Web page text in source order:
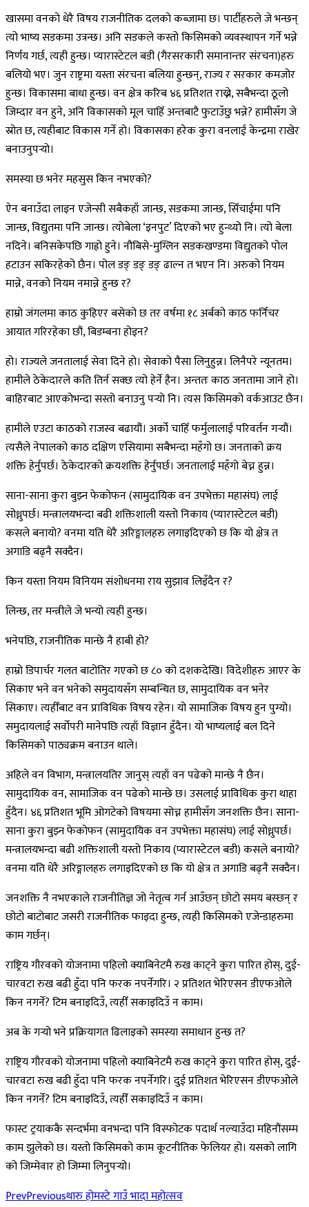
खासमा वनको धेरै विषय राजनीतिक दलको कब्जामा छ। पार्टीहरुले जे भन्छन्
त्यो भाष्य सडकमा उत्रन्छ। अनि सडकले कस्तो किसिमको व्यवस्थापन गर्ने भन्ने
निर्णय गर्छ, त्यही हुन्छ। प्यारास्टेटल बडी (गैरसरकारी समानान्तर संरचना)हरु
बलियो भए। जुन राष्ट्रमा यस्ता संरचना बलिया हुन्छन्, राज्य र सरकार कमजोर
हुन्छ। विकासमा बाधा हुन्छ। वन क्षेत्र करिब ४६ प्रतिशत राख्ने, सबैभन्दा ठूलो
जिम्दार वन हुने, अनि विकासको मूल चाहिँ अन्तबाटै फुटाउँछु भन्ने? हामीसँग जे
स्रोत छ, त्यहीबाट विकास गर्ने हो। विकासका हरेक कुरा वनलाई केन्द्रमा राखेर
बनाउनुपर्‍यो।
समस्या छ भनेर महसुस किन नभएको?
ऐन बनाउँदा लाइन एजेन्सी सबैकहाँ जान्छ, सडकमा जान्छ, सिँचाईमा पनि
जान्छ, विद्युतमा पनि जान्छ। त्योबेला ‘इनपुट’ दिएको भए हुन्थ्यो नि। त्यो बेला
नदिने। बनिसकेपछि गाह्रो हुने। नौबिसे-मुग्लिन सडकखण्डमा विद्युतको पोल
हटाउन सकिरहेको छैन। पोल डङ् डङ् डङ् ढाल्न त भएन नि। अरुको नियम
मान्ने, वनको नियम नमान्ने हुन्छ र?
हाम्रो जंगलमा काठ कुहिएर बसेको छ तर वर्षमा १८ अर्बको काठ फर्निचर
आयात गरिरहेका छौं, बिडम्बना होइन?
हो। राज्यले जनतालाई सेवा दिने हो। सेवाको पैसा लिनुहुन्न। लिनैपरे न्यूनतम।
हामीले ठेकेदारले कति तिर्न सक्छ त्यो हेर्ने हैन। अन्ततः काठ जनतामा जाने हो।
बाहिरबाट आएकोभन्दा सस्तो बनाउनु पर्‍यो नि। त्यस किसिमको वर्कआउट छैन।
हामीले एउटा काठको राजस्व बढायौं। अर्को चाहिँ फर्मुलालाई परिवर्तन गर्‍यौं।
त्यसैले नेपालको काठ दक्षिण एसियामा सबैभन्दा महँगो छ। जनताको क्रय
शक्ति हेर्नुपर्छ। ठेकेदारको क्रयशक्ति हेर्नुपर्छ। जनतालाई महँगो बेच्न हुन्न।
साना-साना कुरा बुझ्न फेकोफन (सामुदायिक वन उपभेक्ता महासंघ) लाई
सोध्नुपर्छ। मन्त्रालयभन्दा बढी शक्तिशाली यस्तो निकाय (प्यारास्टेटल बडी)
कसले बनायो? वनमा यति धेरै अरिङ्गालहरु लगाइदिएको छ कि यो क्षेत्र त
अगाडि बढ्नै सक्दैन।
किन यस्ता नियम विनियम संशोधनमा राय सुझाव लिइँदैन र?
लिन्छ, तर मन्त्रीले जे भन्यो त्यही हुन्छ।
भनेपछि, राजनीतिक मान्छे नै हाबी हो?
हाम्रो डिपार्चर गलत बाटोतिर गएको छ ८० को दशकदेखि। विदेशीहरु आएर के
सिकाए भने वन भनेको समुदायसँग सम्बन्धित छ, सामुदायिक वन भनेर
सिकाए। त्यहीँबाट वन प्राविधिक विषय रहेन। यो सामाजिक विषय हुन पुग्यो।
समुदायलाई सर्वोपरी मानेपछि त्यहाँ विज्ञान हुँदैन। यो भाष्यलाई बल दिने
किसिमको पाठ्यक्रम बनाउन थाले।
अहिले वन विभाग, मन्त्रालयतिर जानुस् त्यहाँ वन पढेको मान्छे नै छैन।
सामुदायिक वन, सामाजिक वन पढेको मान्छे छ। उसलाई प्राविधिक कुरा थाहा
हुँदैन। ४६ प्रतिशत भूमि ओगटेको विषयमा सोच्न हामीसँग जनशक्ति छैन। साना-
साना कुरा बुझ्न फेकोफन (सामुदायिक वन उपभेक्ता महासंघ) लाई सोध्नुपर्छ।
मन्त्रालयभन्दा बढी शक्तिशाली यस्तो निकाय (प्यारास्टेटल बडी) कसले बनायो?
वनमा यति धेरै अरिङ्गालहरु लगाइदिएको छ कि यो क्षेत्र त अगाडि बढ्नै सक्दैन।
जनशक्ति नै नभएकाले राजनीतिज्ञ जो नेतृत्व गर्न आउँछन् छोटो समय बस्छन् र
छोटो बाटोबाट जसरी राजनीतिक फाइदा हुन्छ, त्यही किसिमको एजेन्डाहरुमा
काम गर्छन्।
राष्ट्रिय गौरवको योजनामा पहिलो क्याबिनेटमै रुख काट्ने कुरा पारित होस्, दुई-
चारवटा रुख बढी हुँदा पनि फरक नपर्नेगरि। २ प्रतिशत भेरिएसन डीएफओले
किन नगर्ने? टिम बनाइदिउँ, त्यहीँ सकाइदिउँ न काम।
अब के गर्‍यो भने प्रक्रियागत ढिलाइको समस्या समाधान हुन्छ त?
राष्ट्रिय गौरवको योजनामा पहिलो क्याबिनेटमै रुख काट्ने कुरा पारित होस्, दुई-
चारवटा रुख बढी हुँदा पनि फरक नपर्नेगरि। दुई प्रतिशत भेरिएसन डीएफओले
किन नगर्ने? टिम बनाइदिउँ, त्यहीँ सकाइदिउँ न काम।
फास्ट ट्रयाककै सन्दर्भमा वनभन्दा पनि विस्फोटक पदार्थ नल्याउँदा महिनौंसम्म
काम झुलेको छ। यस्तो किसिमको काम कूटनीतिक फेलियर हो। यसको लागि
को जिम्मेवार हो जिम्मा लिनुपर्‍यो।
PrevPreviousथारु होमस्टे गाउँ भादा महोत्सव